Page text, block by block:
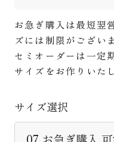
お急ぎ購入は最短翌
ズには制限がござい
セミオーダーは一定
サイズをお作りいた
サイズ選択